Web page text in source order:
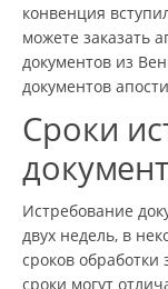
конвенция
можете заказать
документов из
документов
Сроки
Истребование
двух недель, в
сроков
сроки могут